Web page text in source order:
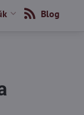
Blog